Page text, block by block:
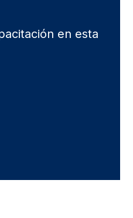
en esta